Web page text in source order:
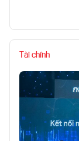
Tài chính